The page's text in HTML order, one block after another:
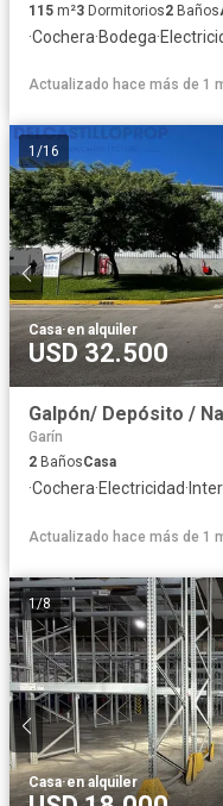
115 m²3 Dormitorios2 Baños
·Cochera·Bodega·
Actualizado hace más de 1
1 /16
Casa·en alquiler
USD 32.500
Galpón/ Depósito /
Garín
2 BañosCasa
·Cochera·Electricidad·
Actualizado hace más de 1
1/8
Casa·en alquiler